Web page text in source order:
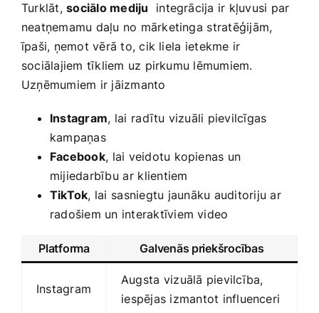
Turklāt,​sociālo mediju ‌ integrācija ir kļuvusi par
neatņemamu daļu no‍ mārketinga ⁣stratēģijām,
īpaši, ņemot vērā to, cik liela ⁣ietekme ir⁣
sociālajiem tīkliem uz pirkumu lēmumiem.
Uzņēmumiem ​ir jāizmanto
Instagram,⁢ lai ⁤radītu vizuāli pievilcīgas
kampaņas
Facebook, ⁤lai veidotu kopienas un
mijiedarbību ⁢ar⁤ klientiem
TikTok,‍ lai⁤ sasniegtu ⁣jaunāku auditoriju ar
radošiem un interaktīviem video
Platforma Galvenās⁣ priekšrocības
Instagram
Augsta ⁢vizuālā pievilcība,
⁤iespējas izmantot‌ influenceri